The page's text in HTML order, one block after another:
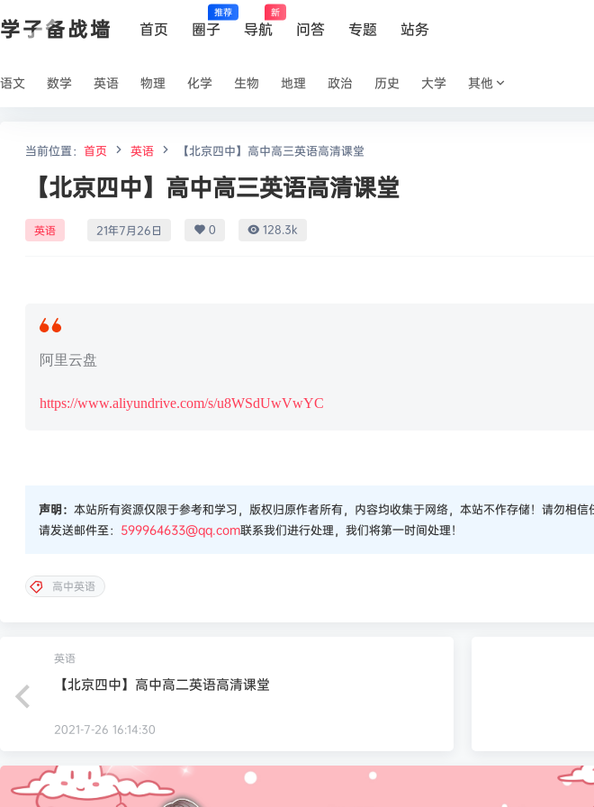
学子备战墙 首页 圈子
推荐
导航
新
问答 专题 站务
语文 数学 英语 物理 化学 生物 地理 政治 历史 大学 其他
当前位置： 首页 英语 【北京四中】高中高三英语高清课堂
【北京四中】高中高三英语高清课堂
英语 21年7月26日 0 128.3k
阿里云盘
https://www.aliyundrive.com/s/u8WSdUwVwYC
声明： 本站所有资源仅限于参考和学习，版权归原作者所有，内容均收集于网络，本站不作存储！请勿相信
请发送邮件至： 599964633@qq.com联系我们进行处理，我们将第一时间处理！
高中英语
英语
【北京四中】高中高二英语高清课堂
2021-7-26 16:14:30